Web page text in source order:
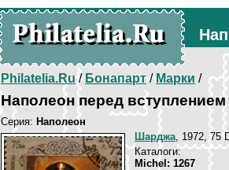
Philatelia.Ru/Бонапарт/Марки /
Наполеон перед
Серия: Наполеон
Шарджа, 1972, 75
Каталоги:
Michel: 1267